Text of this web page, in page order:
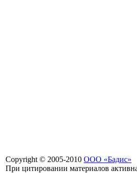
Copyright © 2005-2010 ООО «Бадис»
При цитировании материалов